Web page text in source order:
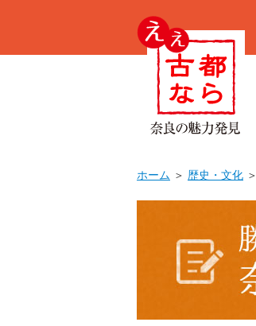
ホーム ＞ 歴史・文化 ＞